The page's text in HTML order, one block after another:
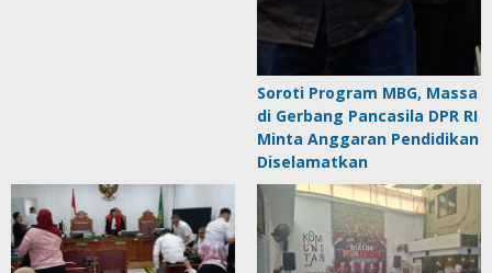
Soroti Program MBG, Massa
di Gerbang Pancasila DPR RI
Minta Anggaran Pendidikan
Diselamatkan